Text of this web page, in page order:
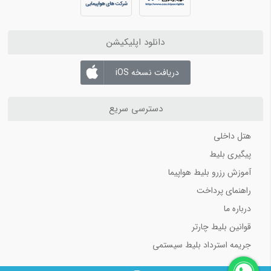
بلیط هواپیما اهواز به تهران
بلیط هواپیما اصفهان به مشهد
بلیط هواپیما شیراز به تهران
دانلود اپلیکیشن
دریافت نسخه iOS
دسترسی سریع
هتل داخلی
پیگیری بلیط
آموزش رزرو بلیط هواپیما
راهنمای پرداخت
درباره ما
قوانین بلیط چارتر
جریمه استرداد بلیط سیستمی